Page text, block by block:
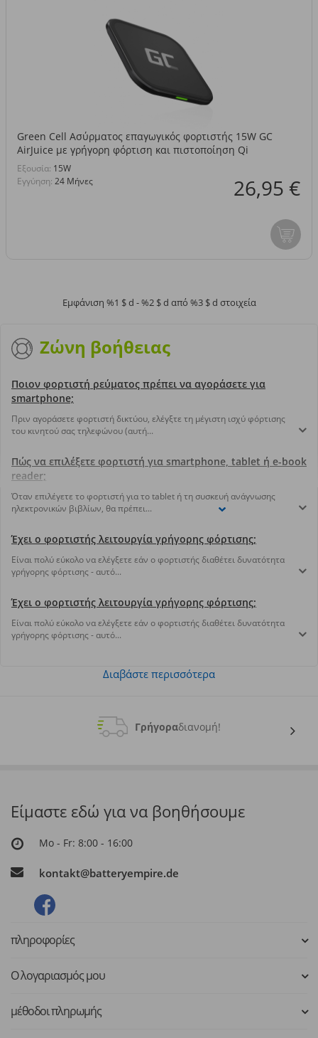
Green Cell Ασύρματος επαγωγικός φορτιστής 15W GC
AirJuice με γρήγορη φόρτιση και πιστοποίηση Qi
Eξουσία: 15W
Εγγύηση: 24 Μήνες 26,95 €
Εμφάνιση %1 $ d - %2 $ d από %3 $ d στοιχεία
Ζώνη βοήθειας
Ποιον φορτιστή ρεύματος πρέπει να αγοράσετε για
smartphone;
Πριν αγοράσετε φορτιστή δικτύου, ελέγξτε τη μέγιστη ισχύ φόρτισης
του κινητού σας τηλεφώνου (αυτή...
Πώς να επιλέξετε φορτιστή για smartphone, tablet ή e-book
reader;
Όταν επιλέγετε το φορτιστή για το tablet ή τη συσκευή ανάγνωσης
ηλεκτρονικών βιβλίων, θα πρέπει...
Έχει ο φορτιστής λειτουργία γρήγορης φόρτισης;
Είναι πολύ εύκολο να ελέγξετε εάν ο φορτιστής διαθέτει δυνατότητα
γρήγορης φόρτισης - αυτό...
Έχει ο φορτιστής λειτουργία γρήγορης φόρτισης;
Είναι πολύ εύκολο να ελέγξετε εάν ο φορτιστής διαθέτει δυνατότητα
γρήγορης φόρτισης - αυτό...
Διαβάστε περισσότερα
Γρήγοραδιανομή!
Είμαστε εδώ για να βοηθήσουμε
Mo - Fr: 8:00 - 16:00
kontakt@batteryempire.de
πληροφορίες
Ο λογαριασμός μου
μέθοδοι πληρωμής